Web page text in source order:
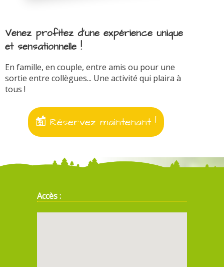
Venez profitez d'une expérience unique
et sensationnelle !
En famille, en couple, entre amis ou pour une
sortie entre collègues... Une activité qui plaira à
tous !
Réservez maintenant !
Accès :